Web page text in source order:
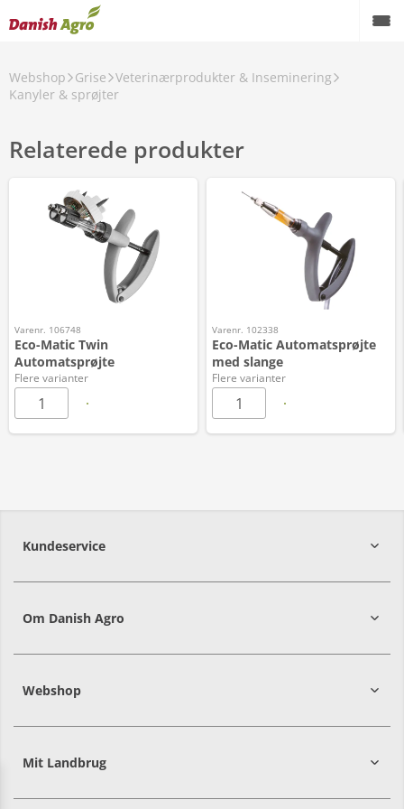
Webshop Grise Veterinærprodukter & Inseminering
Kanyler & sprøjter
Relaterede produkter
Varenr. 106748
Eco-Matic Twin
Automatsprøjte
Flere varianter
Varenr. 102338
Eco-Matic Automatsprøjte
med slange
Flere varianter
Kundeservice
Om Danish Agro
Webshop
Mit Landbrug